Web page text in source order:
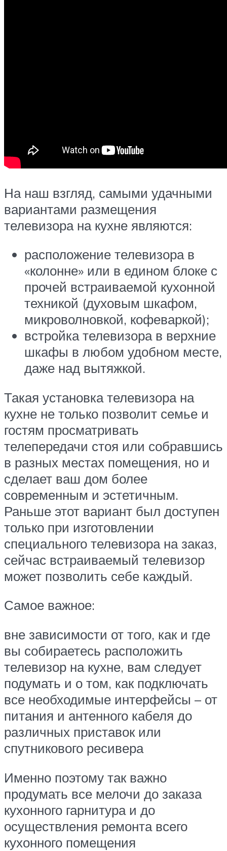
На наш взгляд, самыми удачными
вариантами размещения
телевизора на кухне являются:
расположение телевизора в
«колонне» или в едином блоке с
прочей встраиваемой кухонной
техникой (духовым шкафом,
микроволновкой, кофеваркой);
встройка телевизора в верхние
шкафы в любом удобном месте,
даже над вытяжкой.
Такая установка телевизора на
кухне не только позволит семье и
гостям просматривать
телепередачи стоя или собравшись
в разных местах помещения, но и
сделает ваш дом более
современным и эстетичным.
Раньше этот вариант был доступен
только при изготовлении
специального телевизора на заказ,
сейчас встраиваемый телевизор
может позволить себе каждый.
Самое важное:
вне зависимости от того, как и где
вы собираетесь расположить
телевизор на кухне, вам следует
подумать и о том, как подключать
все необходимые интерфейсы – от
питания и антенного кабеля до
различных приставок или
спутникового ресивера
Именно поэтому так важно
продумать все мелочи до заказа
кухонного гарнитура и до
осуществления ремонта всего
кухонного помещения